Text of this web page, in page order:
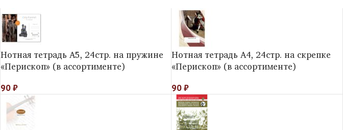
Нотная тетрадь А5, 24стр. на пружине
«Перископ» (в ассортименте)
90₽
Нотная тетрадь А4, 24стр. на скрепке
«Перископ» (в ассортименте)
90₽